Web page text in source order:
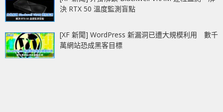
決 RTX 50 溫度監測盲點
[XF 新聞] WordPress 新漏洞已遭大規模利用 數千
萬網站恐成黑客目標